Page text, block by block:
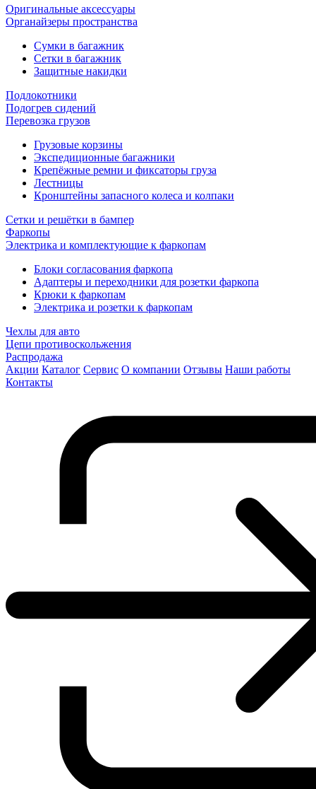
Оригинальные аксессуары
Органайзеры пространства
Сумки в багажник
Сетки в багажник
Защитные накидки
Подлокотники
Подогрев сидений
Перевозка грузов
Грузовые корзины
Экспедиционные багажники
Крепёжные ремни и фиксаторы груза
Лестницы
Кронштейны запасного колеса и колпаки
Сетки и решётки в бампер
Фаркопы
Электрика и комплектующие к фаркопам
Блоки согласования фаркопа
Адаптеры и переходники для розетки фаркопа
Крюки к фаркопам
Электрика и розетки к фаркопам
Чехлы для авто
Цепи противоскольжения
Распродажа
Акции Каталог Сервис О компании Отзывы Наши работы
Контакты